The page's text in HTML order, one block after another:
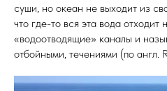
суши, но океан не выходит из
что где-то вся эта вода
«водоотводящие» каналы и
отбойными, течениями (по англ.